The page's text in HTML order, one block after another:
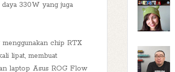
330W yang juga
chip RTX
lipat, membuat
laptop Asus ROG Flow